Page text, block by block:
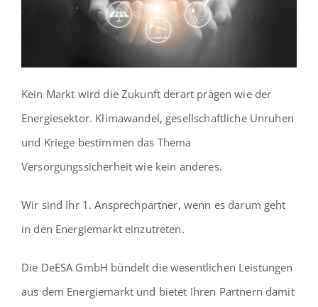
Kein Markt wird die Zukunft derart prägen wie der
Energiesektor. Klimawandel, gesellschaftliche Unruhen
und Kriege bestimmen das Thema
Versorgungssicherheit wie kein anderes.
Wir sind Ihr 1. Ansprechpartner, wenn es darum geht
in den Energiemarkt einzutreten.
Die DeESA GmbH bündelt die wesentlichen Leistungen
aus dem Energiemarkt und bietet Ihren Partnern damit